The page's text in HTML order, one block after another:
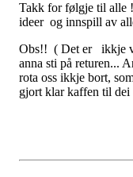
Takk for følgje til alle
ideer og innspill av
Obs!! ( Det er ikkje
anna sti på returen...
rota oss ikkje bort,
gjort klar kaffen til dei